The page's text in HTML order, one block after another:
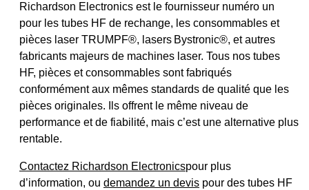
Richardson Electronics est le fournisseur numéro un
pour les tubes HF de rechange, les consommables et
pièces laser TRUMPF®, lasers Bystronic®, et autres
fabricants majeurs de machines laser. Tous nos tubes
HF, pièces et consommables sont fabriqués
conformément aux mêmes standards de qualité que les
pièces originales. Ils offrent le même niveau de
performance et de fiabilité, mais c’est une alternative plus
rentable.
Contactez Richardson Electronicspour plus
d’information, ou demandez un devis pour des tubes HF